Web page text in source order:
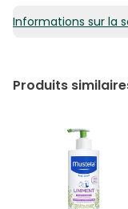
Informations sur la
Produits